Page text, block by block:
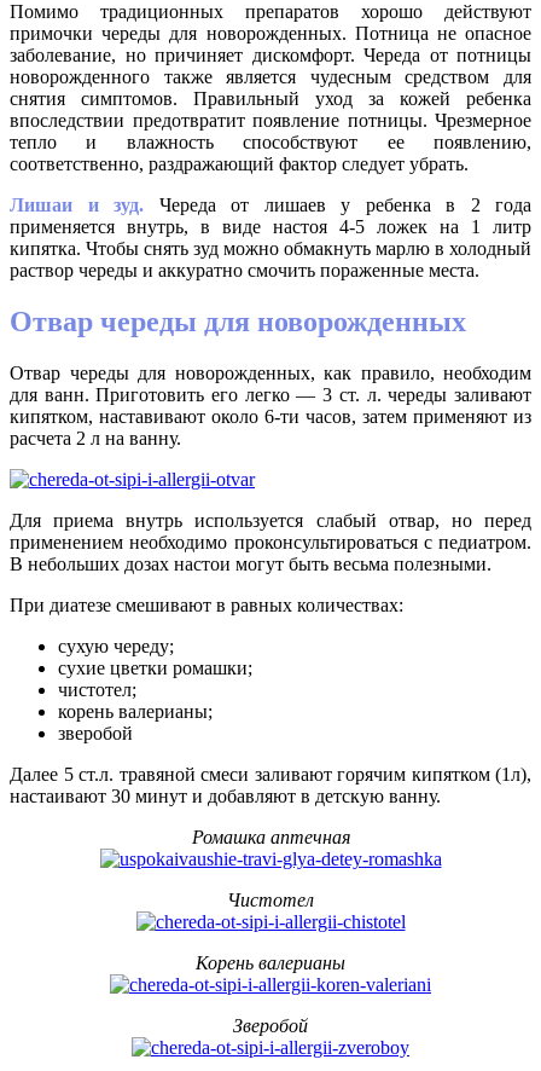
Помимо традиционных препаратов хорошо действуют
примочки череды для новорожденных. Потница не опасное
заболевание, но причиняет дискомфорт. Череда от потницы
новорожденного также является чудесным средством для
снятия симптомов. Правильный уход за кожей ребенка
впоследствии предотвратит появление потницы. Чрезмерное
тепло и влажность способствуют ее появлению,
соответственно, раздражающий фактор следует убрать.
Лишаи и зуд. Череда от лишаев у ребенка в 2 года
применяется внутрь, в виде настоя 4-5 ложек на 1 литр
кипятка. Чтобы снять зуд можно обмакнуть марлю в холодный
раствор череды и аккуратно смочить пораженные места.
Отвар череды для новорожденных
Отвар череды для новорожденных, как правило, необходим
для ванн. Приготовить его легко — 3 ст. л. череды заливают
кипятком, наставивают около 6-ти часов, затем применяют из
расчета 2 л на ванну.
Для приема внутрь используется слабый отвар, но перед
применением необходимо проконсультироваться с педиатром.
В небольших дозах настои могут быть весьма полезными.
При диатезе смешивают в равных количествах:
сухую череду;
сухие цветки ромашки;
чистотел;
корень валерианы;
зверобой
Далее 5 ст.л. травяной смеси заливают горячим кипятком (1л),
настаивают 30 минут и добавляют в детскую ванну.
Ромашка аптечная
Чистотел
Корень валерианы
Зверобой